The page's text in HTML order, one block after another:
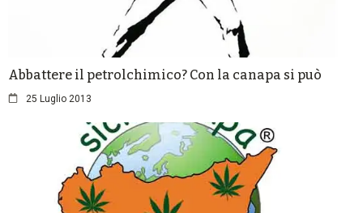
Abbattere il petrolchimico? Con la canapa si può
25 Luglio 2013